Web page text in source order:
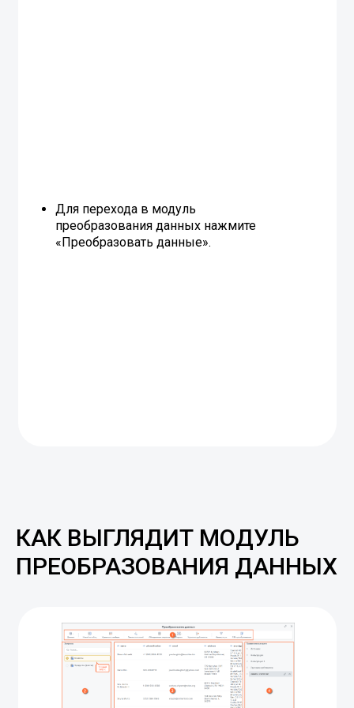
Для перехода в модуль
преобразования данных нажмите
«Преобразовать данные».
КАК ВЫГЛЯДИТ МОДУЛЬ
ПРЕОБРАЗОВАНИЯ ДАННЫХ